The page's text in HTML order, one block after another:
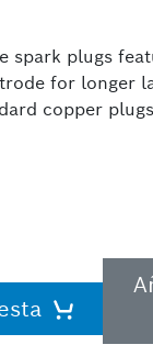
spark plugs
for longer
copper